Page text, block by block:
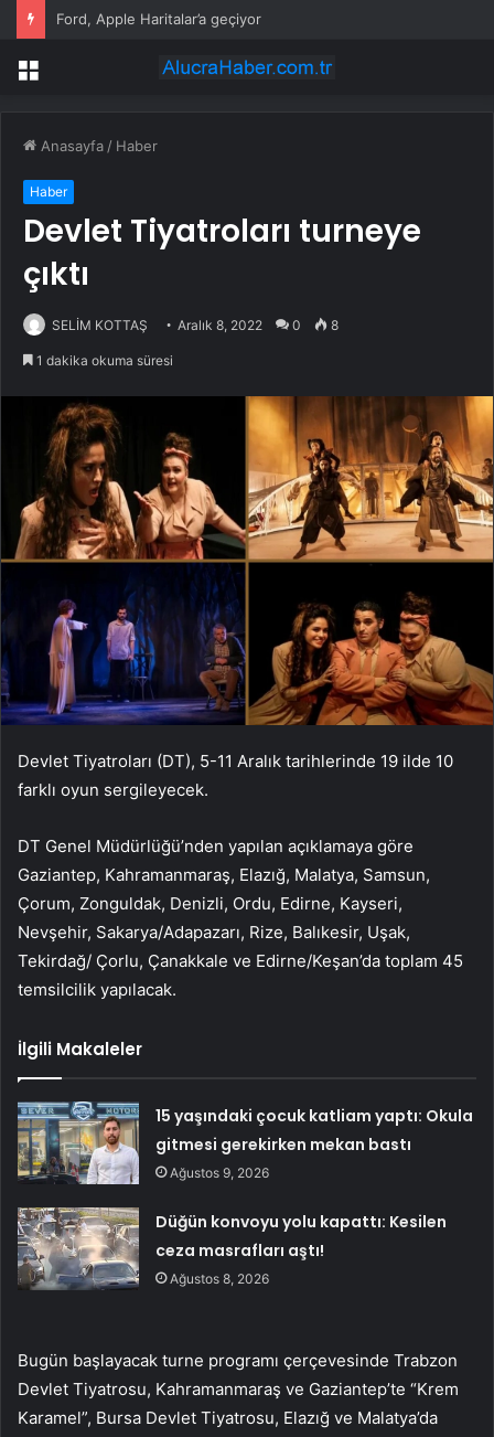
Ford, Apple Haritalar’a geçiyor
Menü
Anasayfa / Haber
Haber
Devlet Tiyatroları turneye
çıktı
SELİM KOTTAŞ Aralık 8, 2022 0 8
1 dakika okuma süresi
Devlet Tiyatroları (DT), 5-11 Aralık tarihlerinde 19 ilde 10
farklı oyun sergileyecek.
DT Genel Müdürlüğü’nden yapılan açıklamaya göre
Gaziantep, Kahramanmaraş, Elazığ, Malatya, Samsun,
Çorum, Zonguldak, Denizli, Ordu, Edirne, Kayseri,
Nevşehir, Sakarya/Adapazarı, Rize, Balıkesir, Uşak,
Tekirdağ/ Çorlu, Çanakkale ve Edirne/Keşan’da toplam 45
temsilcilik yapılacak.
İlgili Makaleler
15 yaşındaki çocuk katliam yaptı: Okula
gitmesi gerekirken mekan bastı
Ağustos 9, 2026
Düğün konvoyu yolu kapattı: Kesilen
ceza masrafları aştı!
Ağustos 8, 2026
Bugün başlayacak turne programı çerçevesinde Trabzon
Devlet Tiyatrosu, Kahramanmaraş ve Gaziantep’te “Krem
Karamel”, Bursa Devlet Tiyatrosu, Elazığ ve Malatya’da